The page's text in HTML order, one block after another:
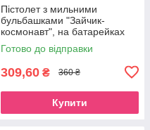
Пістолет з мильними
бульбашками "Зайчик-
космонавт", на батарейках
(бузковий)
Готово до відправки
309,60 ₴ 360 ₴
Купити